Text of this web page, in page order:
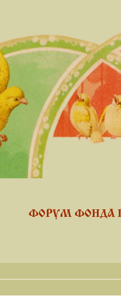
ФОРУМ ФОНДА